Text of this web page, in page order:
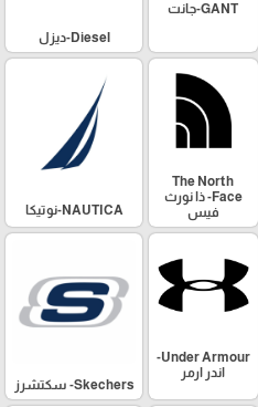
GANT-جانت
Diesel-ديزل
The North
Face- ذا نورث
فيس
NAUTICA-نوتيكا
Under Armour-
اندر ارمر
Skechers- سكتشرز